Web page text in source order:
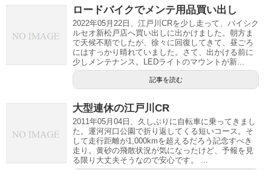
ロードバイクでメンテ用品買い出し
2022年05月22日、江戸川CRを少し走って、バイシク
ルセオ新松戸店へ買い出しに出かけました。朝方ま
で天候不順でしたが、徐々に回復してきて、昼ごろ
にはすっかり晴れていました。さて、出かける前に
少しメンテナンス。LEDライトのマウントが新...
記事を読む
大型連休の江戸川CR
2011年05月04日、久しぶりに自転車に乗ってきまし
た。運河河口公園で折り返してくる短いコース。そ
して走行距離が1,000kmを超えるだろう記念すべき
走り。黄砂の飛散状況が気になったけど、予報を見
る限り大丈夫そうなので安心です。 ...